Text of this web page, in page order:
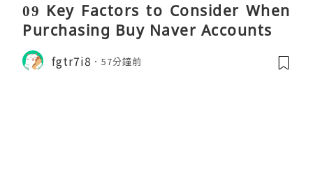
09 Key Factors to Consider When
Purchasing Buy Naver Accounts...
fgtr7i8 57分鐘前